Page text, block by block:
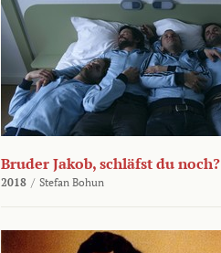
Bruder Jakob, schläfst du noch?
2018 / Stefan Bohun